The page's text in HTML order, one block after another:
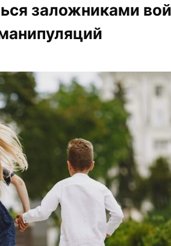
заложниками